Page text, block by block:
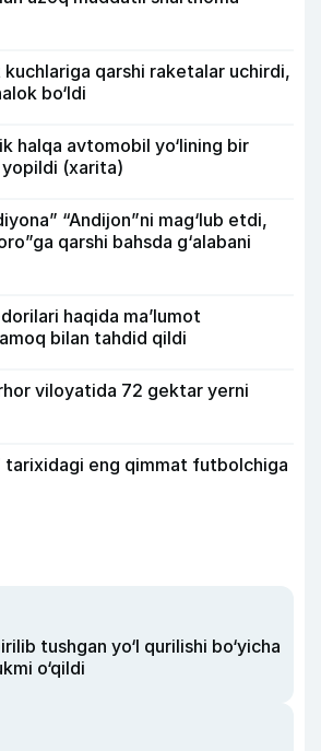
kuchlariga qarshi raketalar uchirdi,
bo‘ldi
halqa avtomobil yo‘lining bir
yopildi (xarita)
“Andijon”ni mag‘lub etdi,
qarshi bahsda g‘alabani
haqida ma’lumot
bilan tahdid qildi
viloyatida 72 gektar yerni
tarixidagi eng qimmat futbolchiga
tushgan yo‘l qurilishi bo‘yicha
o‘qildi